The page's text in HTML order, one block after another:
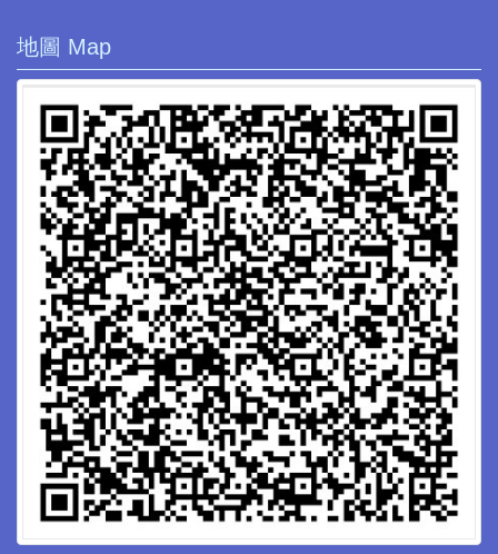
地圖 Map